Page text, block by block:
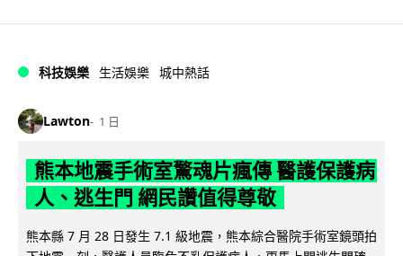
科技娛樂 生活娛樂 城中熱話
Lawton 1 日
熊本地震手術室驚魂片瘋傳 醫護保護病
人、逃生門 網民讚值得尊敬
熊本縣 7 月 28 日發生 7.1 級地震，熊本綜合醫院手術室鏡頭拍